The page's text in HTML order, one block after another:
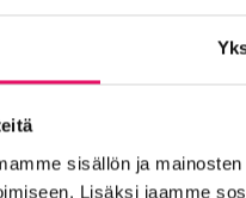
sisällön ja
Lisäksi jaamme
2 osallistujaa / yritys).
purtavaa.